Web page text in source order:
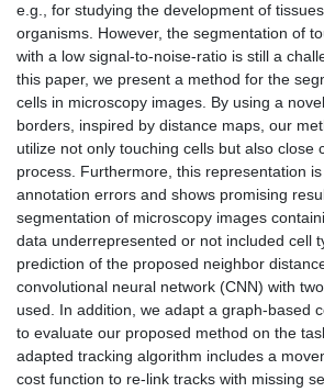
e.g., for studying the development of
organisms. However, the segmentation of
with a low signal-to-noise-ratio is still a
this paper, we present a method for the
cells in microscopy images. By using a
borders, inspired by distance maps, our
utilize not only touching cells but also close
process. Furthermore, this representation
annotation errors and shows promising
segmentation of microscopy images
data underrepresented or not included cell
prediction of the proposed neighbor
convolutional neural network (CNN) with
used. In addition, we adapt a graph-based
to evaluate our proposed method on the
adapted tracking algorithm includes a
cost function to re-link tracks with missing